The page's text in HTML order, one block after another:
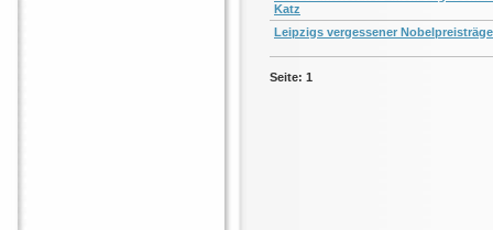
Katz
Leipzigs vergessener
Seite: 1